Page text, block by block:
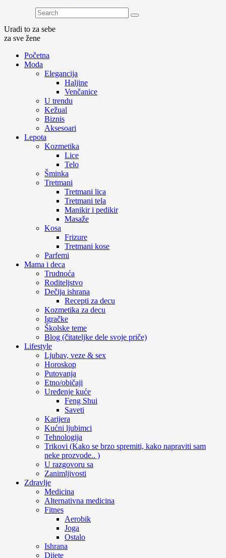
Uradi to za sebe
za sve žene
Početna
Moda
Elegancija
Haljine
Venčanice
U trendu
Kežual
Biznis
Aksesoari
Lepota
Kozmetika
Lice
Telo
Šminka
Tretmani
Tretmani lica
Tretmani tela
Manikir i pedikir
Masaže
Kosa
Frizure
Tretmani kose
Parfemi
Mama i deca
Trudnoća
Roditeljstvo
Dečija ishrana
Recepti za decu
Kozmetika za decu
Igračke
Školske teme
Blog (čitateljke dele svoje priče)
Lifestyle
Ljubav, veze & sex
Horoskop
Putovanja
Etno/običaji
Uređenje kuće
Feng Shui
Saveti
Karijera
Kućni ljubimci
Tehnologija
Trikovi (Kako se brzo spremiti, kako napraviti sam
neke prozvode.. )
U razgovoru sa
Zanimljivosti
Zdravlje
Medicina
Alternativna medicina
Fitnes
Aerobik
Joga
Ostalo
Ishrana
Dijete